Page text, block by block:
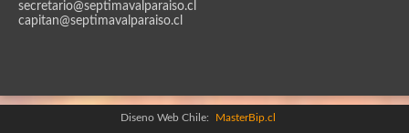
secretario@septimavalparaiso.cl
capitan@septimavalparaiso.cl
Diseno Web Chile: MasterBip.cl